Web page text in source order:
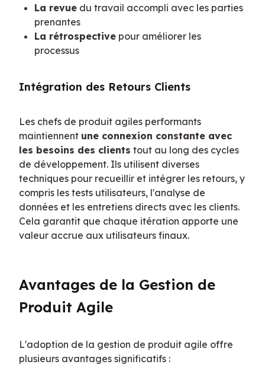
La revue du travail accompli avec les parties
prenantes
La rétrospective pour améliorer les
processus
Intégration des Retours Clients
Les chefs de produit agiles performants
maintiennent une connexion constante avec
les besoins des clients tout au long des cycles
de développement. Ils utilisent diverses
techniques pour recueillir et intégrer les retours, y
compris les tests utilisateurs, l'analyse de
données et les entretiens directs avec les clients.
Cela garantit que chaque itération apporte une
valeur accrue aux utilisateurs finaux.
Avantages de la Gestion de
Produit Agile
L'adoption de la gestion de produit agile offre
plusieurs avantages significatifs :